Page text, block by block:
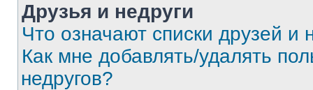
Друзья и недруги
Что означают списки друзей и
Как мне добавлять/удалять
недругов?